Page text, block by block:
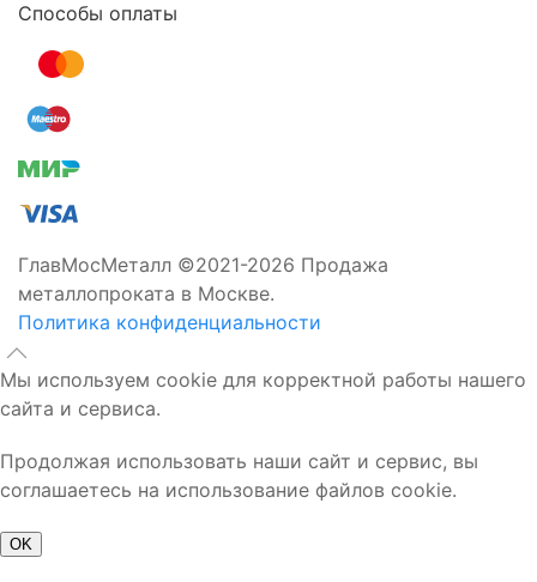
Способы оплаты
ГлавМосМеталл ©2021-2026 Продажа
металлопроката в Москве.
Политика конфиденциальности
Мы используем cookie для корректной работы нашего
сайта и сервиса.
Продолжая использовать наши сайт и сервис, вы
соглашаетесь на использование файлов cookie.
OK